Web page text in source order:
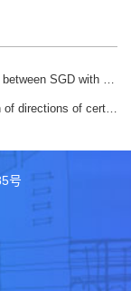
underdamped Langevin diffusion
certain planar point sets
号